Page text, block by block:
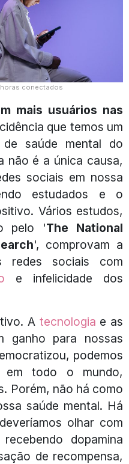
conectados
mais usuários nas
que temos um
saúde mental do
não é a única causa,
sociais em nossa
estudados e o
Vários estudos,
pelo ​​'The National
', comprovam a
redes sociais com
e infelicidade dos
A tecnologia e as
ganho para nossas
podemos
em todo o mundo,
Porém, não há como
saúde mental. Há
olhar com
dopamina
de recompensa,